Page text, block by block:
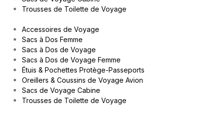
Trousses de Toilette de Voyage
Accessoires de Voyage
Sacs à Dos Femme
Sacs à Dos de Voyage
Sacs à Dos de Voyage Femme
Étuis & Pochettes Protège-Passeports
Oreillers & Coussins de Voyage Avion
Sacs de Voyage Cabine
Trousses de Toilette de Voyage